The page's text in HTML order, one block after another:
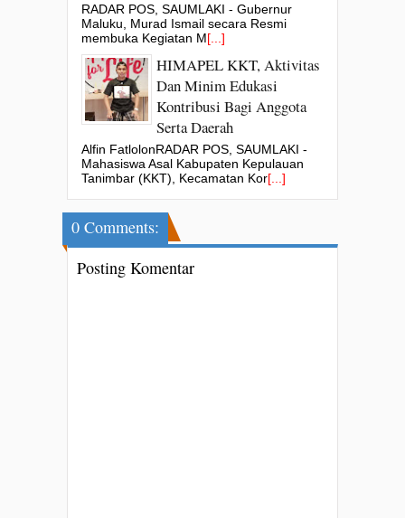
RADAR POS, SAUMLAKI - Gubernur
Maluku, Murad Ismail secara Resmi
membuka Kegiatan M[...]
HIMAPEL KKT, Aktivitas
Dan Minim Edukasi
Kontribusi Bagi Anggota
Serta Daerah
Alfin FatlolonRADAR POS, SAUMLAKI -
Mahasiswa Asal Kabupaten Kepulauan
Tanimbar (KKT), Kecamatan Kor[...]
0 Comments:
Posting Komentar